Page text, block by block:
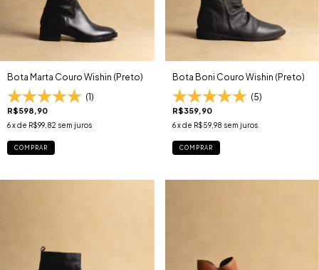
Bota Marta Couro Wishin (Preto)
(1)
R$598,90
6x de R$99,82 sem juros
COMPRAR
Bota Boni Couro Wishin (Preto)
(5)
R$359,90
6 x de R$59,98 sem juros
COMPRAR